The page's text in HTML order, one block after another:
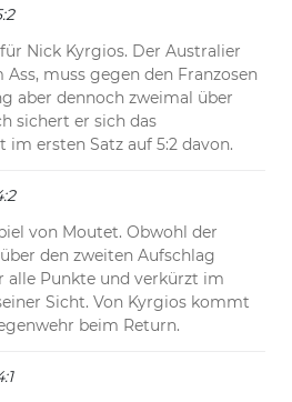
Nick Kyrgios. Der Australier
muss gegen den Franzosen
aber dennoch zweimal über
sichert er sich das
ersten Satz auf 5:2 davon.
von Moutet. Obwohl der
den zweiten Aufschlag
alle Punkte und verkürzt im
Sicht. Von Kyrgios kommt
beim Return.